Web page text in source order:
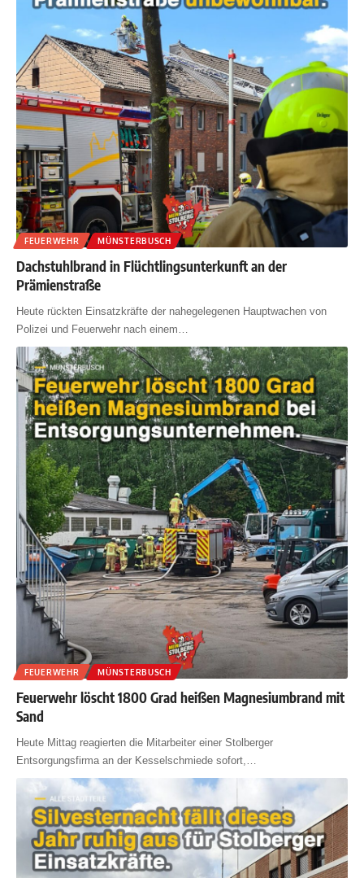
FEUERWEHR MÜNSTERBUSCH
Dachstuhlbrand in Flüchtlingsunterkunft an der
Prämienstraße
Heute rückten Einsatzkräfte der nahegelegenen Hauptwachen von
Polizei und Feuerwehr nach einem
FEUERWEHR MÜNSTERBUSCH
Feuerwehr löscht 1800 Grad heißen Magnesiumbrand mit
Sand
Heute Mittag reagierten die Mitarbeiter einer Stolberger
Entsorgungsfirma an der Kesselschmiede sofort,